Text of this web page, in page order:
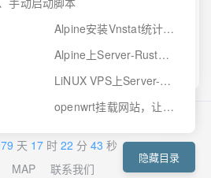
Alpine安装Vnstat统计VPS流量，避免serverstaus系统重启后流量重置
Alpine上Server-Rust的手动安装教程
LiNUX VPS上Server-Rust的手动安装教程
openwrt挂载网站，让你的移动硬盘作为uhttpd挂载服务器
改用Vnstat统计VPS流量，避[...]
Reach -
天 17 时 22 分 44 秒
MAP 联系我们
隐藏目录